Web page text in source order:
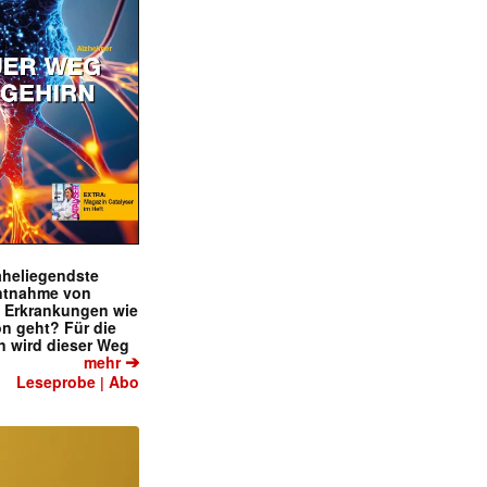
von
wie
geht? Für die
wird dieser Weg
mehr➔
Leseprobe |Abo